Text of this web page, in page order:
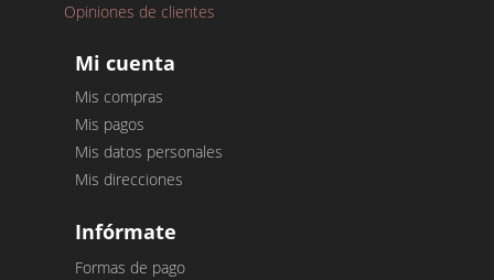
Opiniones de clientes
Mi cuenta
Mis compras
Mis pagos
Mis datos personales
Mis direcciones
Infórmate
Formas de pago